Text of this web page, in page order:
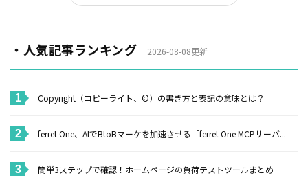
・人気記事ランキング 2026-08-08更新
Copyright（コピーライト、©）の書き方と表記の意味とは？
ferret One、AIでBtoBマーケを加速させる「ferret One MCPサーバ...
簡単3ステップで確認！ホームページの負荷テストツールまとめ